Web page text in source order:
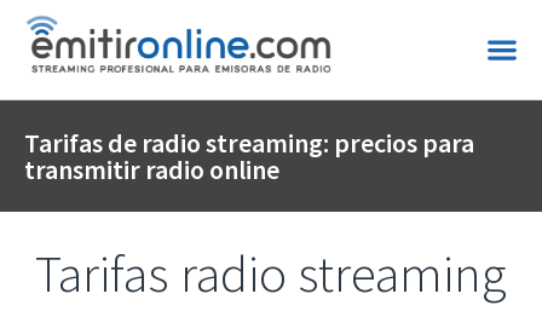
Tarifas de radio streaming: precios para
transmitir radio online
Tarifas radio streaming